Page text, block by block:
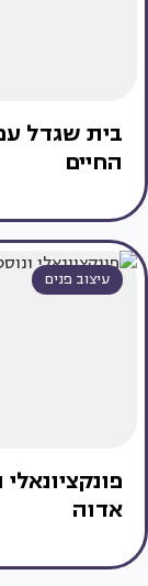
בית שגדל
החיים
עיצוב פנים
אדוה